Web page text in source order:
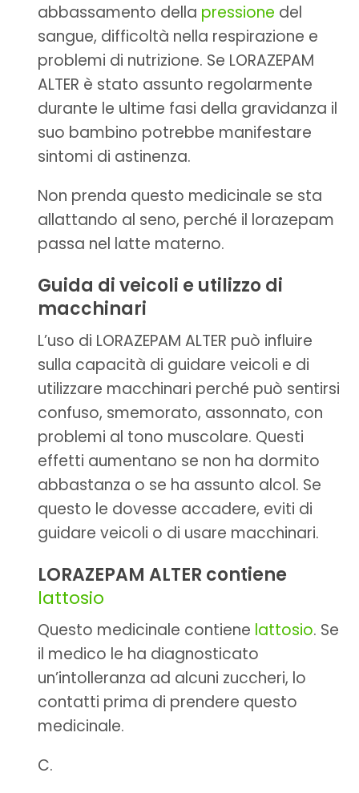
abbassamento della pressione del
sangue, difficoltà nella respirazione e
problemi di nutrizione. Se LORAZEPAM
ALTER è stato assunto regolarmente
durante le ultime fasi della gravidanza il
suo bambino potrebbe manifestare
sintomi di astinenza.
Non prenda questo medicinale se sta
allattando al seno, perché il lorazepam
passa nel latte materno.
Guida di veicoli e utilizzo di
macchinari
L’uso di LORAZEPAM ALTER può influire
sulla capacità di guidare veicoli e di
utilizzare macchinari perché può sentirsi
confuso, smemorato, assonnato, con
problemi al tono muscolare. Questi
effetti aumentano se non ha dormito
abbastanza o se ha assunto alcol. Se
questo le dovesse accadere, eviti di
guidare veicoli o di usare macchinari.
LORAZEPAM ALTER contiene
lattosio
Questo medicinale contiene lattosio. Se
il medico le ha diagnosticato
un’intolleranza ad alcuni zuccheri, lo
contatti prima di prendere questo
medicinale.